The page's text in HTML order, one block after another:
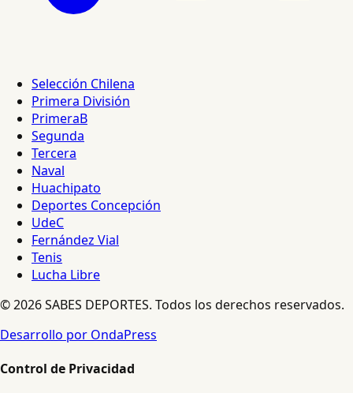
Selección Chilena
Primera División
PrimeraB
Segunda
Tercera
Naval
Huachipato
Deportes Concepción
UdeC
Fernández Vial
Tenis
Lucha Libre
© 2026 SABES DEPORTES. Todos los derechos reservados.
Desarrollo por OndaPress
Control de Privacidad